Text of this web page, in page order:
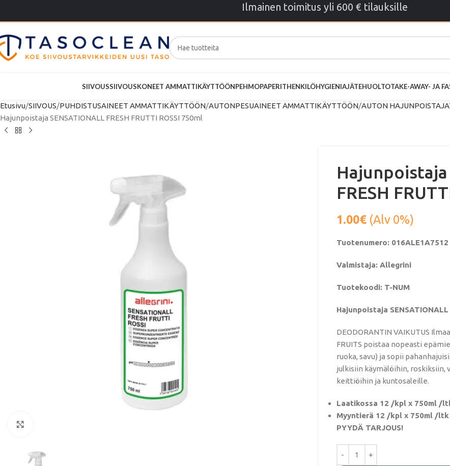
Ilmainen toimitus yli 600 € tilauksille
SIIVOUSSIIVOUSKONEET AMMATTIKÄYTTÖÖNPEHMOPAPERITHENKILÖHYGIENIAJÄTEHUOLTOTAKE-AWAY- JA
Etusivu SIIVOUS PUHDISTUSAINEET AMMATTIKÄYTTÖÖN AUTONPESUAINEET AMMATTIKÄYTTÖÖN AUTON
Hajunpoistaja SENSATIONALL FRESH FRUTTI ROSSI 750ml
Hajunpoistaja
FRESH
1.00€(Alv 0%)
Tuotenumero: 016ALE1A7512
Valmistaja: Allegrini
Tuotekoodi: T-NUM
Hajunpoistaja SENSATIONALL
DEODORANTIN VAIKUTUS
FRUITS poistaa nopeasti
ruoka, savu) ja sopii
julkisiin käymälöihin,
keittiöihin ja kuntosaleille.
Laatikossa 12 /kpl x 750ml /
Myyntierä 12 /kpl x 750ml /ltk
PYYDÄ TARJOUS!